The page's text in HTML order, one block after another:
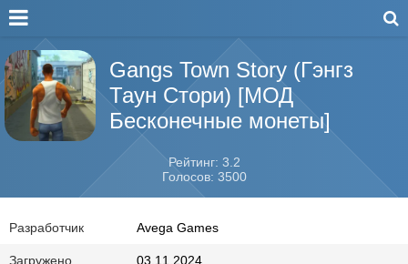
Gangs Town Story (Гэнгз
Таун Стори) [МОД
Бесконечные монеты]
Рейтинг: 3.2
Голосов: 3500
Разработчик Avega Games
Загружено 03.11.2024